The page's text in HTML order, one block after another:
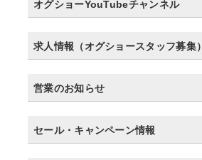
オグショーYouTubeチャンネル
求人情報（オグショースタッフ募集）
営業のお知らせ
セール・キャンペーン情報